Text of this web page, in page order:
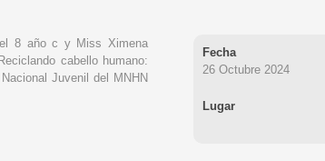
8 año c y Miss Ximena
cabello humano:
Juvenil del MNHN
Fecha
26 Octubre 2024
Lugar